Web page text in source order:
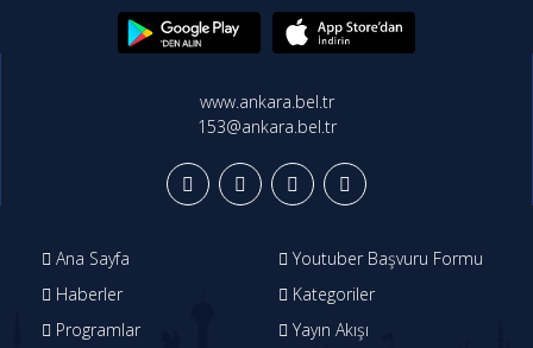
www.ankara.bel.tr
153@ankara.bel.tr
Ana Sayfa
Youtuber Başvuru Formu
Haberler
Kategoriler
Programlar
Yayın Akışı